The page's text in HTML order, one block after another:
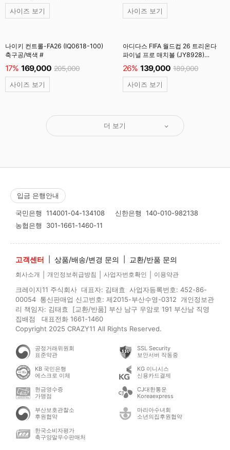
사이즈 보기 사이즈 보기
나이키 컨트롤-FA26 (IQ0618-100)
축구공/백색 #
17% 169,000 205,000
사이즈 보기
아디다스 FIFA 월드컵 26 트리온다
파이널 프로 매치볼 (JY8928)
26% 139,000 189,000
사이즈 보기
더 보기
입금 은행안내
국민은행 114001-04-134108 신한은행 140-010-982138
농협은행 301-1661-1460-11
고객센터 상품/배송/변경 문의 교환/반품 문의
회사소개 개인정보취급방침 사업자번호확인 이용약관
크레이지11 주식회사 대표자: 김태효 사업자등록번호: 452-86-
00054 통신판매업 신고번호: 제2015-부산수영-0312 개인정보관
리 책임자: 김태효 [교환/반품] 부산 남구 우암로 191 부산남 직영
집배점 대표전화 1661-1460
Copyright 2025 CRAZY11 All Rights Reserved.
공정거래위원회
표준약관
SSL Security
보안서버 작동중
KB 국민은행
에스크로 이체
KG 이니시스
신용카드결제
현금영수증
가맹점
CJ대한통운
Koreaexpress
부산보호관찰소
후원협약
마리아수녀회
소년의집후원협약
한국소비자평가
축구양말우수판매처